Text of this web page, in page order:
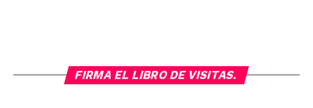
FIRMA EL LIBRO DE VISITAS.